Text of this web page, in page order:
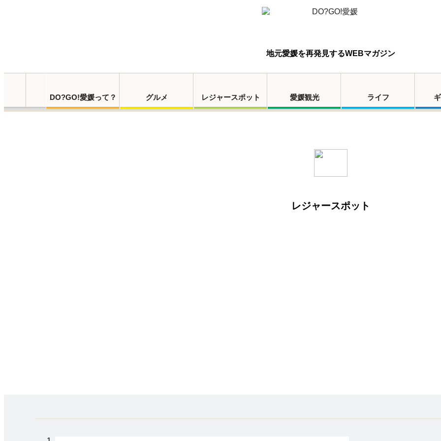
地元愛媛を再発見するWEBマガジン
DO?GO!愛媛って？ グルメ レジャースポット 愛媛観光 ライフ
レジャースポット